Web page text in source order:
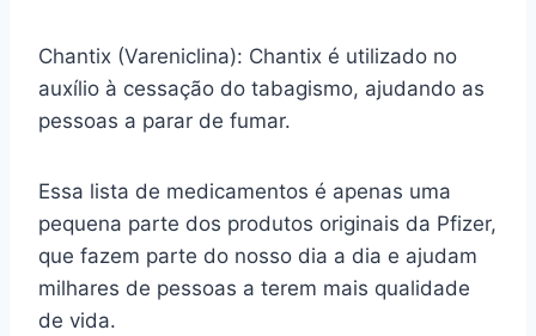
Chantix (Vareniclina): Chantix é utilizado no
auxílio à cessação do tabagismo, ajudando as
pessoas a parar de fumar.
Essa lista de medicamentos é apenas uma
pequena parte dos produtos originais da Pfizer,
que fazem parte do nosso dia a dia e ajudam
milhares de pessoas a terem mais qualidade
de vida.